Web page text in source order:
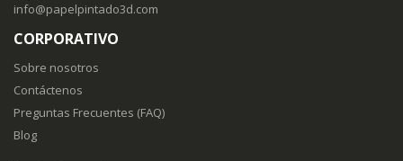
info@papelpintado3d.com
CORPORATIVO
Sobre nosotros
Contáctenos
Preguntas Frecuentes (FAQ)
Blog